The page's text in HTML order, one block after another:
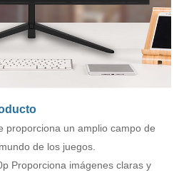
proporciona un amplio campo de
de los juegos.
Proporciona imágenes claras y